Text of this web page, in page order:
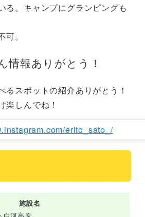
る。キャンプにグランピングも
。
情報ありがとう！
るスポットの紹介ありがとう！
楽しんでね！
erito_sato_/
施設名